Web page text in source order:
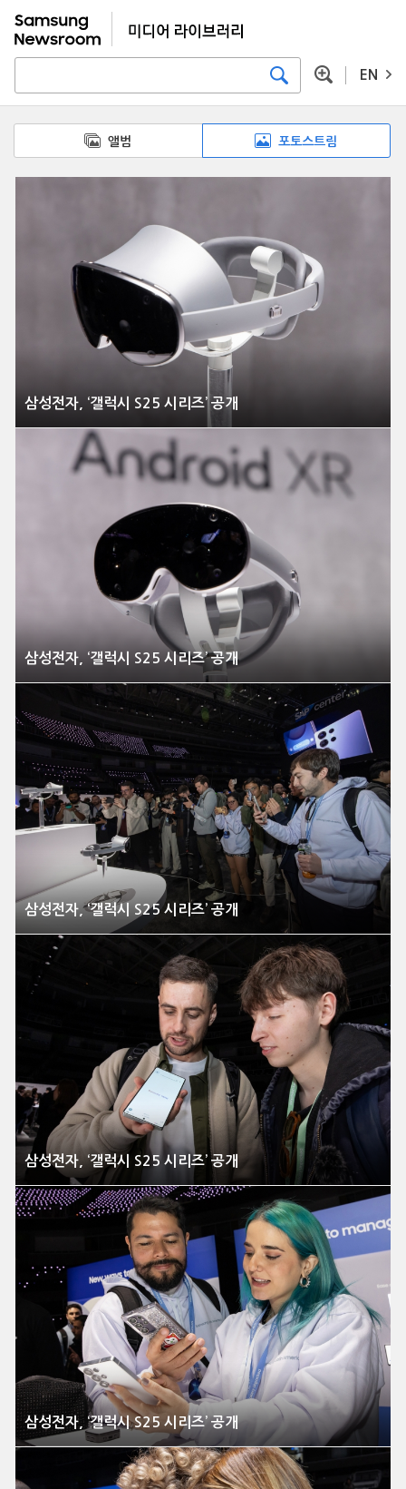
EN
앨범 포토스트림
삼성전자, ‘갤럭시 S25 시리즈’ 공개
삼성전자, ‘갤럭시 S25 시리즈’ 공개
삼성전자, ‘갤럭시 S25 시리즈’ 공개
삼성전자, ‘갤럭시 S25 시리즈’ 공개
삼성전자, ‘갤럭시 S25 시리즈’ 공개